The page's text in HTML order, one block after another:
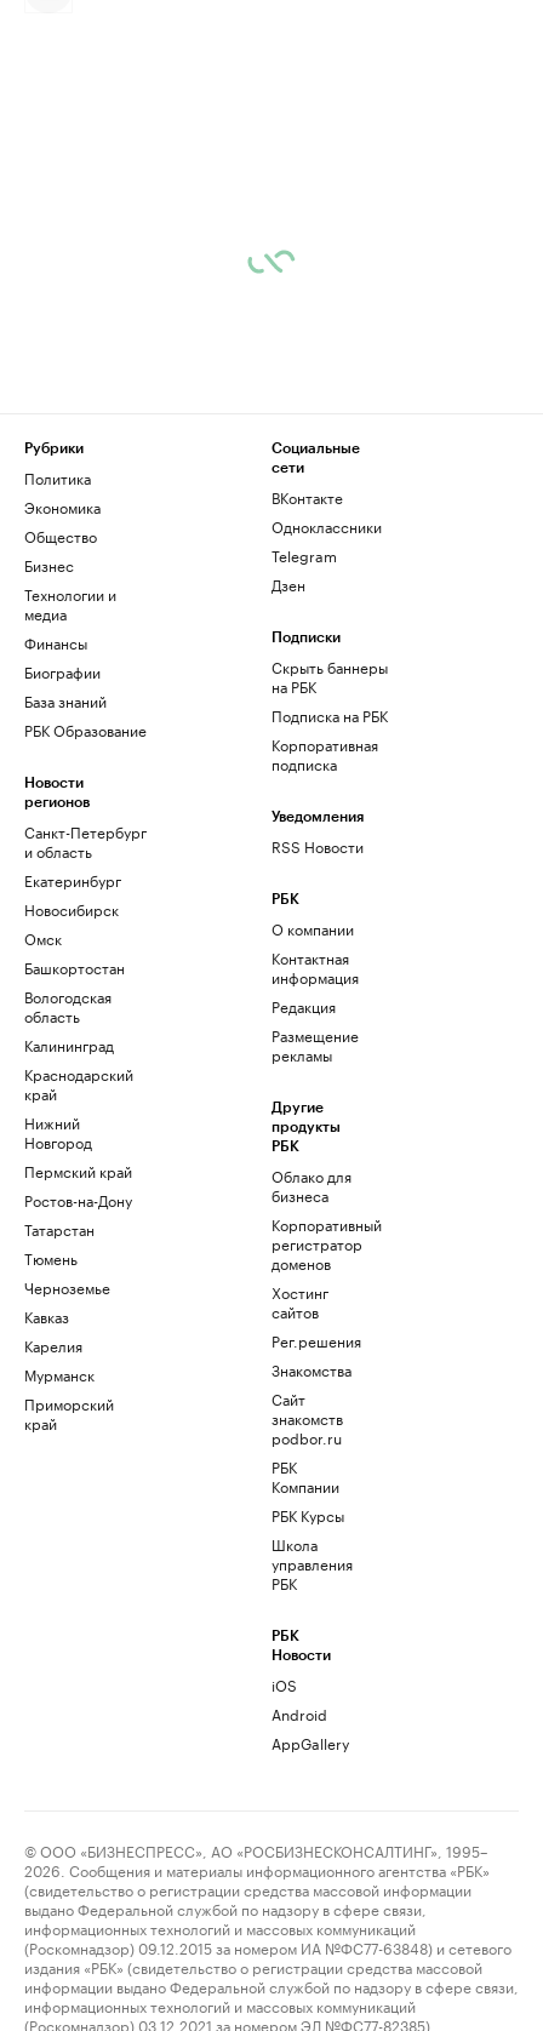
Рубрики
Политика
Экономика
Общество
Бизнес
Технологии и
медиа
Финансы
Биографии
База знаний
РБК Образование
Новости
регионов
Санкт-Петербург
и область
Екатеринбург
Новосибирск
Омск
Башкортостан
Вологодская
область
Калининград
Краснодарский
край
Нижний
Новгород
Пермский край
Ростов-на-Дону
Татарстан
Тюмень
Черноземье
Кавказ
Карелия
Мурманск
Приморский
край
Социальные
сети
ВКонтакте
Одноклассники
Telegram
Дзен
Подписки
Скрыть баннеры
на РБК
Подписка на РБК
Корпоративная
подписка
Уведомления
RSS Новости
РБК
О компании
Контактная
информация
Редакция
Размещение
рекламы
Другие
продукты
РБК
Облако для
бизнеса
Корпоративный
регистратор
доменов
Хостинг
сайтов
Рег.решения
Знакомства
Сайт
знакомств
podbor.ru
РБК
Компании
РБК Курсы
Школа
управления
РБК
РБК
Новости
iOS
Android
AppGallery
© ООО «БИЗНЕСПРЕСС», АО «РОСБИЗНЕСКОНСАЛТИНГ», 1995–
2026. Сообщения и материалы информационного агентства «РБК»
(свидетельство о регистрации средства массовой информации
выдано Федеральной службой по надзору в сфере связи,
информационных технологий и массовых коммуникаций
(Роскомнадзор) 09.12.2015 за номером ИА №ФС77-63848) и сетевого
издания «РБК» (свидетельство о регистрации средства массовой
информации выдано Федеральной службой по надзору в сфере связи,
информационных технологий и массовых коммуникаций
(Роскомнадзор) 03.12.2021 за номером ЭЛ №ФС77-82385)